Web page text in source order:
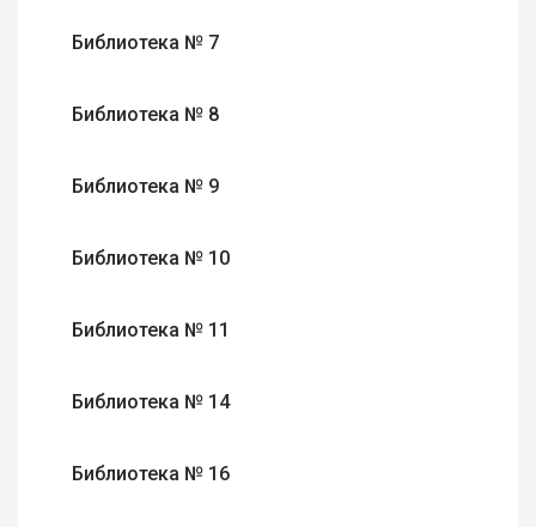
Библиотека № 7
Библиотека № 8
Библиотека № 9
Библиотека № 10
Библиотека № 11
Библиотека № 14
Библиотека № 16